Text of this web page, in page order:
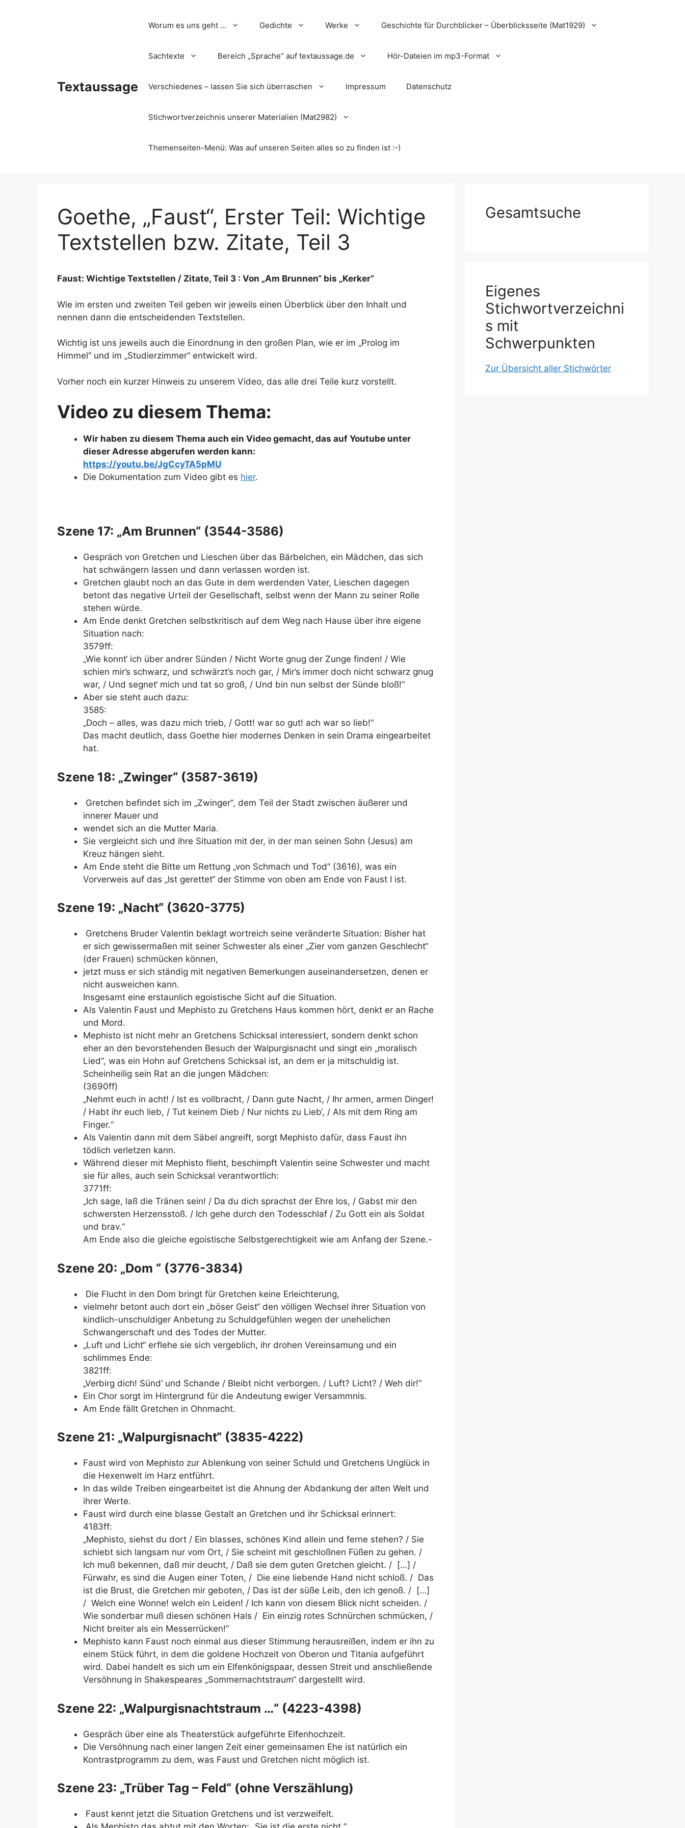
Textaussage
Worum es uns geht … Gedichte Werke Geschichte für Durchblicker – Überblicksseite (Mat1929)
Sachtexte Bereich „Sprache“ auf textaussage.de Hör-Dateien im mp3-Format
Verschiedenes – lassen Sie sich überraschen Impressum Datenschutz
Stichwortverzeichnis unserer Materialien (Mat2982)
Themenseiten-Menü: Was auf unseren Seiten alles so zu finden ist :-)
Goethe, „Faust“, Erster Teil: Wichtige
Textstellen bzw. Zitate, Teil 3
Faust: Wichtige Textstellen / Zitate, Teil 3 : Von „Am Brunnen“ bis „Kerker“
Wie im ersten und zweiten Teil geben wir jeweils einen Überblick über den Inhalt und
nennen dann die entscheidenden Textstellen.
Wichtig ist uns jeweils auch die Einordnung in den großen Plan, wie er im „Prolog im
Himmel“ und im „Studierzimmer“ entwickelt wird.
Vorher noch ein kurzer Hinweis zu unserem Video, das alle drei Teile kurz vorstellt.
Video zu diesem Thema:
Wir haben zu diesem Thema auch ein Video gemacht, das auf Youtube unter
dieser Adresse abgerufen werden kann:
https://youtu.be/JgCcyTA5pMU
Die Dokumentation zum Video gibt es hier.
Szene 17: „Am Brunnen“ (3544-3586)
Gespräch von Gretchen und Lieschen über das Bärbelchen, ein Mädchen, das sich
hat schwängern lassen und dann verlassen worden ist.
Gretchen glaubt noch an das Gute in dem werdenden Vater, Lieschen dagegen
betont das negative Urteil der Gesellschaft, selbst wenn der Mann zu seiner Rolle
stehen würde.
Am Ende denkt Gretchen selbstkritisch auf dem Weg nach Hause über ihre eigene
Situation nach:
3579ff:
„Wie konnt‘ ich über andrer Sünden / Nicht Worte gnug der Zunge finden! / Wie
schien mir’s schwarz, und schwärzt’s noch gar, / Mir’s immer doch nicht schwarz gnug
war, / Und segnet‘ mich und tat so groß, / Und bin nun selbst der Sünde bloß!“
Aber sie steht auch dazu:
3585:
„Doch – alles, was dazu mich trieb, / Gott! war so gut! ach war so lieb!“
Das macht deutlich, dass Goethe hier modernes Denken in sein Drama eingearbeitet
hat.
Szene 18: „Zwinger“ (3587-3619)
Gretchen befindet sich im „Zwinger“, dem Teil der Stadt zwischen äußerer und
innerer Mauer und
wendet sich an die Mutter Maria.
Sie vergleicht sich und ihre Situation mit der, in der man seinen Sohn (Jesus) am
Kreuz hängen sieht.
Am Ende steht die Bitte um Rettung „von Schmach und Tod“ (3616), was ein
Vorverweis auf das „Ist gerettet“ der Stimme von oben am Ende von Faust I ist.
Szene 19: „Nacht“ (3620-3775)
Gretchens Bruder Valentin beklagt wortreich seine veränderte Situation: Bisher hat
er sich gewissermaßen mit seiner Schwester als einer „Zier vom ganzen Geschlecht“
(der Frauen) schmücken können,
jetzt muss er sich ständig mit negativen Bemerkungen auseinandersetzen, denen er
nicht ausweichen kann.
Insgesamt eine erstaunlich egoistische Sicht auf die Situation.
Als Valentin Faust und Mephisto zu Gretchens Haus kommen hört, denkt er an Rache
und Mord.
Mephisto ist nicht mehr an Gretchens Schicksal interessiert, sondern denkt schon
eher an den bevorstehenden Besuch der Walpurgisnacht und singt ein „moralisch
Lied“, was ein Hohn auf Gretchens Schicksal ist, an dem er ja mitschuldig ist.
Scheinheilig sein Rat an die jungen Mädchen:
(3690ff)
„Nehmt euch in acht! / Ist es vollbracht, / Dann gute Nacht, / Ihr armen, armen Dinger!
/ Habt ihr euch lieb, / Tut keinem Dieb / Nur nichts zu Lieb‘, / Als mit dem Ring am
Finger.“
Als Valentin dann mit dem Säbel angreift, sorgt Mephisto dafür, dass Faust ihn
tödlich verletzen kann.
Während dieser mit Mephisto flieht, beschimpft Valentin seine Schwester und macht
sie für alles, auch sein Schicksal verantwortlich:
3771ff:
„Ich sage, laß die Tränen sein! / Da du dich sprachst der Ehre los, / Gabst mir den
schwersten Herzensstoß. / Ich gehe durch den Todesschlaf / Zu Gott ein als Soldat
und brav.“
Am Ende also die gleiche egoistische Selbstgerechtigkeit wie am Anfang der Szene.-
Szene 20: „Dom “ (3776-3834)
Die Flucht in den Dom bringt für Gretchen keine Erleichterung,
vielmehr betont auch dort ein „böser Geist“ den völligen Wechsel ihrer Situation von
kindlich-unschuldiger Anbetung zu Schuldgefühlen wegen der unehelichen
Schwangerschaft und des Todes der Mutter.
„Luft und Licht“ erflehe sie sich vergeblich, ihr drohen Vereinsamung und ein
schlimmes Ende:
3821ff:
„Verbirg dich! Sünd‘ und Schande / Bleibt nicht verborgen. / Luft? Licht? / Weh dir!“
Ein Chor sorgt im Hintergrund für die Andeutung ewiger Versammnis.
Am Ende fällt Gretchen in Ohnmacht.
Szene 21: „Walpurgisnacht“ (3835-4222)
Faust wird von Mephisto zur Ablenkung von seiner Schuld und Gretchens Unglück in
die Hexenwelt im Harz entführt.
In das wilde Treiben eingearbeitet ist die Ahnung der Abdankung der alten Welt und
ihrer Werte.
Faust wird durch eine blasse Gestalt an Gretchen und ihr Schicksal erinnert:
4183ff:
„Mephisto, siehst du dort / Ein blasses, schönes Kind allein und ferne stehen? / Sie
schiebt sich langsam nur vom Ort, / Sie scheint mit geschloßnen Füßen zu gehen. /
Ich muß bekennen, daß mir deucht, / Daß sie dem guten Gretchen gleicht. / […] /
Fürwahr, es sind die Augen einer Toten, / Die eine liebende Hand nicht schloß. / Das
ist die Brust, die Gretchen mir geboten, / Das ist der süße Leib, den ich genoß. / […]
/ Welch eine Wonne! welch ein Leiden! / Ich kann von diesem Blick nicht scheiden. /
Wie sonderbar muß diesen schönen Hals / Ein einzig rotes Schnürchen schmücken, /
Nicht breiter als ein Messerrücken!“
Mephisto kann Faust noch einmal aus dieser Stimmung herausreißen, indem er ihn zu
einem Stück führt, in dem die goldene Hochzeit von Oberon und Titania aufgeführt
wird. Dabei handelt es sich um ein Elfenkönigspaar, dessen Streit und anschließende
Versöhnung in Shakespeares „Sommernachtstraum“ dargestellt wird.
Szene 22: „Walpurgisnachtstraum …“ (4223-4398)
Gespräch über eine als Theaterstück aufgeführte Elfenhochzeit.
Die Versöhnung nach einer langen Zeit einer gemeinsamen Ehe ist natürlich ein
Kontrastprogramm zu dem, was Faust und Gretchen nicht möglich ist.
Szene 23: „Trüber Tag – Feld“ (ohne Verszählung)
Faust kennt jetzt die Situation Gretchens und ist verzweifelt.
Gesamtsuche
Eigenes
Stichwortverzeichni
s mit
Schwerpunkten
Zur Übersicht aller Stichwörter